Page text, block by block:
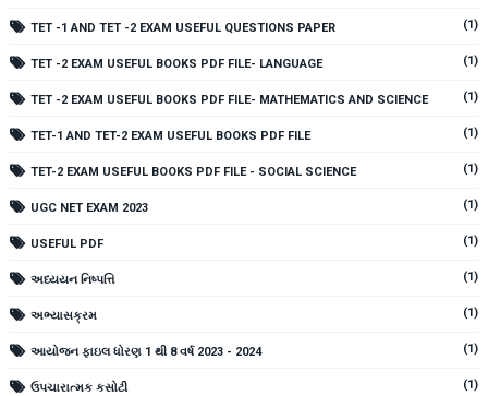
TET -1 AND TET -2 EXAM USEFUL QUESTIONS PAPER (1)
TET -2 EXAM USEFUL BOOKS PDF FILE- LANGUAGE (1)
TET -2 EXAM USEFUL BOOKS PDF FILE- MATHEMATICS AND SCIENCE (1)
TET-1 AND TET-2 EXAM USEFUL BOOKS PDF FILE (1)
TET-2 EXAM USEFUL BOOKS PDF FILE - SOCIAL SCIENCE (1)
UGC NET EXAM 2023 (1)
USEFUL PDF (1)
અધ્યયન નિષ્પત્તિ (1)
અભ્યાસક્રમ (1)
આયોજન ફાઇલ ધોરણ 1 થી 8 વર્ષ 2023 - 2024 (1)
ઉપચારાત્મક કસોટી (1)